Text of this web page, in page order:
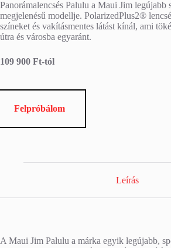
Panorámalencsés Palulu a Maui Jim legújabb
megjelenésű modellje. PolarizedPlus2®
színeket és vakításmentes látást kínál, ami
útra és városba egyaránt.
109 900 Ft-tól
Felpróbálom
Leírás
A Maui Jim Palulu a márka egyik legújabb,